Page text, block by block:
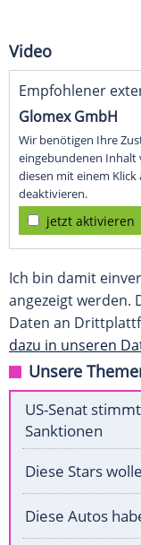
Video
Empfohlener
Glomex GmbH
Wir benötigen Ihre
eingebundenen Inhalt
diesen mit einem Klick
deaktivieren.
jetzt aktivieren
Ich bin damit
angezeigt werden.
Daten an
dazu in unseren
Unsere
US-Senat
Sanktionen
Diese Stars
Diese Autos